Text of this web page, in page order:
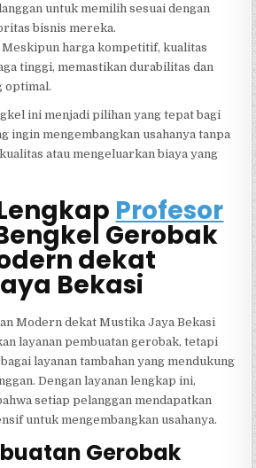
untuk memilih sesuai dengan
bisnis mereka.
Meskipun harga kompetitif, kualitas
tinggi, memastikan durabilitas dan
optimal.
ini menjadi pilihan yang tepat bagi
ingin mengembangkan usahanya tanpa
atau mengeluarkan biaya yang
Profesor
Gerobak
dekat
Bekasi
Modern dekat Mustika Jaya Bekasi
layanan pembuatan gerobak, tetapi
layanan tambahan yang mendukung
Dengan layanan lengkap ini,
setiap pelanggan mendapatkan
untuk mengembangkan usahanya.
Gerobak